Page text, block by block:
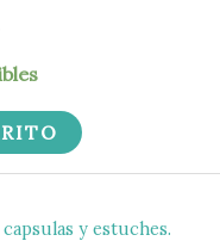
y estuches.